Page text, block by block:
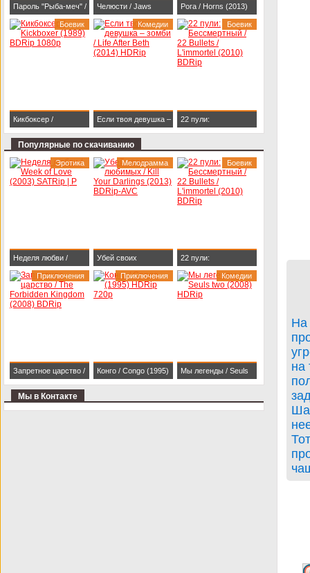
На
на
Пароль "Рыба-меч" /
Swordfish (2001)
BDRip 720p
Челюсти / Jaws
(1975) HDRip
Рога / Horns (2013)
WEB-DLRip
Кикбоксер /
Kickboxer (1989)
Боевик
Если твоя девушка –
зомби / Life After Beth
Комедии
22 пули:
(2010) BDRip
Боевик
Популярные по скачиванию
Неделя любви /
Week of Love (2003)
SATRip | P
Эротика
Убей своих
любимых / Kill Your
Darlings (2013)
Мелодрамма
22 пули:
Бессмертный / 22
Bullets / L'immortel
Боевик
Запретное царство /
The Forbidden
Приключения
Конго / Congo (1995)
Приключения
Мы легенды / Seuls
Комедии
Мы в Контакте